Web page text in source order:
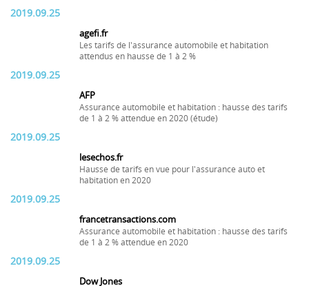
2019.09.25
agefi.fr
Les tarifs de l'assurance automobile et habitation
attendus en hausse de 1 à 2 %
2019.09.25
AFP
Assurance automobile et habitation : hausse des tarifs
de 1 à 2 % attendue en 2020 (étude)
2019.09.25
lesechos.fr
Hausse de tarifs en vue pour l'assurance auto et
habitation en 2020
2019.09.25
francetransactions.com
Assurance automobile et habitation : hausse des tarifs
de 1 à 2 % attendue en 2020
2019.09.25
Dow Jones